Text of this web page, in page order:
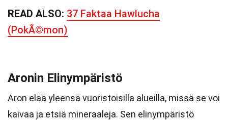
READ ALSO: 37 Faktaa Hawlucha
(PokÃ©mon)
Aronin Elinympäristö
Aron elää yleensä vuoristoisilla alueilla, missä se voi
kaivaa ja etsiä mineraaleja. Sen elinympäristö